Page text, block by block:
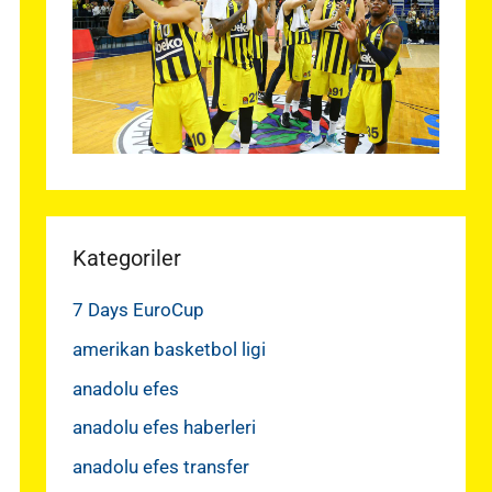
Kategoriler
7 Days EuroCup
amerikan basketbol ligi
anadolu efes
anadolu efes haberleri
anadolu efes transfer